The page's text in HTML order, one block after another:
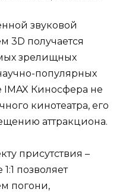
звуковой
3D получается
зрелищных
популярных
IMAX Киносфера не
кинотеатра, его
аттракциона.
присутствия –
позволяет
погони,